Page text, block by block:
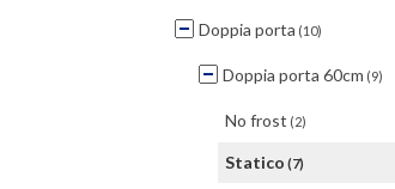
Doppia porta (10)
Doppia porta 60cm (9)
No frost (2)
Statico (7)